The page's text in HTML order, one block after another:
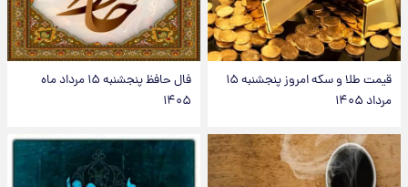
قیمت طلا و سکه امروز پنجشنبه ۱۵
مرداد ۱۴۰۵
فال حافظ پنجشنبه ۱۵ مرداد ماه
۱۴۰۵